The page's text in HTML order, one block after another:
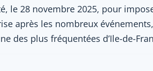
le 28 novembre 2025, pour
après les nombreux
des plus fréquentées d’Ile-de-